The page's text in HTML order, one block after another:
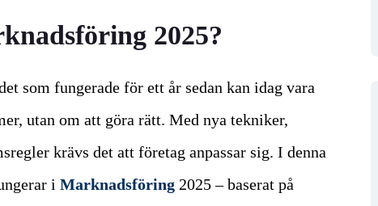
2025?
som fungerade för ett år sedan kan idag vara
utan om att göra rätt. Med nya tekniker,
krävs det att företag anpassar sig. I denna
i Marknadsföring 2025 – baserat på